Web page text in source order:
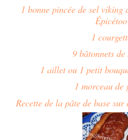
1 bonne pincée de sel
Épicétoo
1
9 bâtonnets
1 aillet ou 1 petit
1 morceau de
Recette de la pâte de base